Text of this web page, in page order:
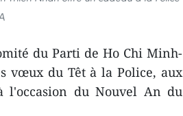
du Parti de Ho Chi Minh-
vœux du Têt à la Police, aux
l'occasion du Nouvel An du